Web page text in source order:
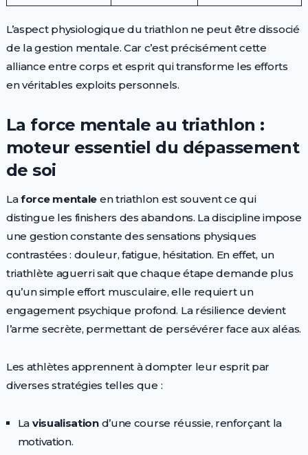
L’aspect physiologique du triathlon ne peut être dissocié
de la gestion mentale. Car c’est précisément cette
alliance entre corps et esprit qui transforme les efforts
en véritables exploits personnels.
La force mentale au triathlon :
moteur essentiel du dépassement
de soi
Laforce mentale en triathlon est souvent ce qui
distingue les finishers des abandons. La discipline impose
une gestion constante des sensations physiques
contrastées : douleur, fatigue, hésitation. En effet, un
triathlète aguerri sait que chaque étape demande plus
qu’un simple effort musculaire, elle requiert un
engagement psychique profond. La résilience devient
l’arme secrète, permettant de persévérer face aux aléas.
Les athlètes apprennent à dompter leur esprit par
diverses stratégies telles que :
La visualisationd’une course réussie, renforçant la
motivation.